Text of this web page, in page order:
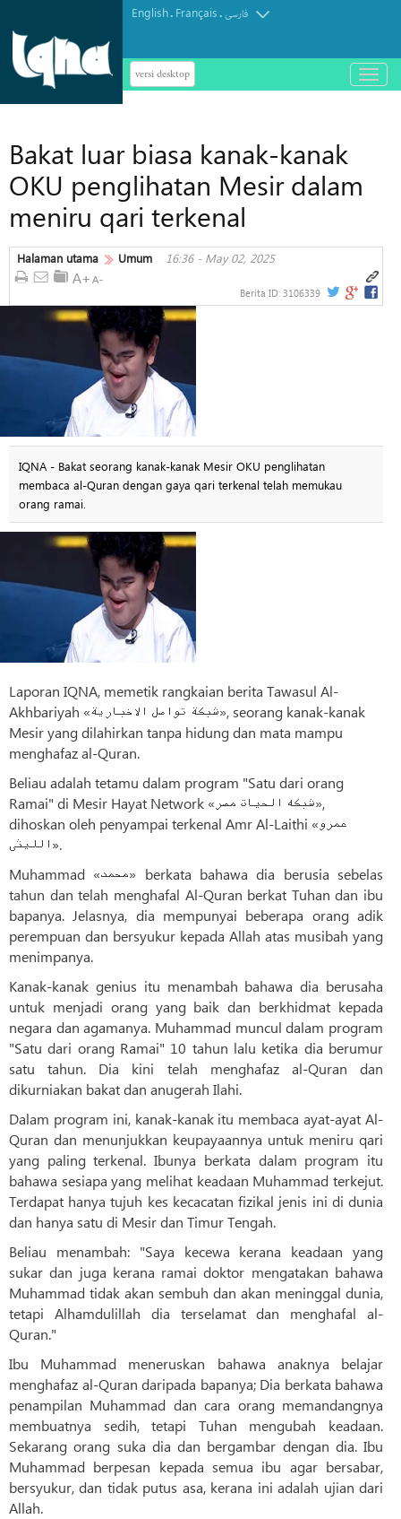
English. Français.فارسی
versi desktop
باز
و
Bakat luar biasa kanak-kanak
OKU penglihatan Mesir dalam
meniru qari terkenal
Halaman utama Umum 16:36 - May 02, 2025
Berita ID: 3106339
IQNA - Bakat seorang kanak-kanak Mesir OKU penglihatan
membaca al-Quran dengan gaya qari terkenal telah memukau
orang ramai.
Laporan IQNA, memetik rangkaian berita Tawasul Al-
Akhbariyah «شبكة تواصل الاخبارية», seorang kanak-kanak
Mesir yang dilahirkan tanpa hidung dan mata mampu
menghafaz al-Quran.
Beliau adalah tetamu dalam program "Satu dari orang
Ramai" di Mesir Hayat Network «شبکه الحیات مصر»,
dihoskan oleh penyampai terkenal Amr Al-Laithi «عمرو
اللیثی».
Muhammad «محمد» berkata bahawa dia berusia sebelas
tahun dan telah menghafal Al-Quran berkat Tuhan dan ibu
bapanya. Jelasnya, dia mempunyai beberapa orang adik
perempuan dan bersyukur kepada Allah atas musibah yang
menimpanya.
Kanak-kanak genius itu menambah bahawa dia berusaha
untuk menjadi orang yang baik dan berkhidmat kepada
negara dan agamanya. Muhammad muncul dalam program
"Satu dari orang Ramai" 10 tahun lalu ketika dia berumur
satu tahun. Dia kini telah menghafaz al-Quran dan
dikurniakan bakat dan anugerah Ilahi.
Dalam program ini, kanak-kanak itu membaca ayat-ayat Al-
Quran dan menunjukkan keupayaannya untuk meniru qari
yang paling terkenal. Ibunya berkata dalam program itu
bahawa sesiapa yang melihat keadaan Muhammad terkejut.
Terdapat hanya tujuh kes kecacatan fizikal jenis ini di dunia
dan hanya satu di Mesir dan Timur Tengah.
Beliau menambah: "Saya kecewa kerana keadaan yang
sukar dan juga kerana ramai doktor mengatakan bahawa
Muhammad tidak akan sembuh dan akan meninggal dunia,
tetapi Alhamdulillah dia terselamat dan menghafal al-
Quran."
Ibu Muhammad meneruskan bahawa anaknya belajar
menghafaz al-Quran daripada bapanya; Dia berkata bahawa
penampilan Muhammad dan cara orang memandangnya
membuatnya sedih, tetapi Tuhan mengubah keadaan.
Sekarang orang suka dia dan bergambar dengan dia. Ibu
Muhammad berpesan kepada semua ibu agar bersabar,
bersyukur, dan tidak putus asa, kerana ini adalah ujian dari
Allah.